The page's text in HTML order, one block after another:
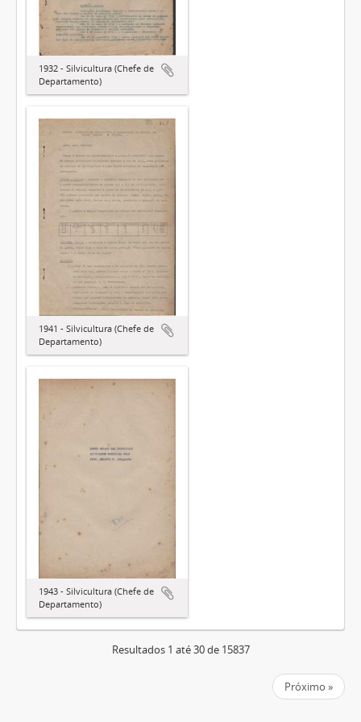
1932 - Silvicultura (Chefe de
Departamento)
1941 - Silvicultura (Chefe de
Departamento)
1943 - Silvicultura (Chefe de
Departamento)
Resultados 1 até 30 de 15837
Próximo »